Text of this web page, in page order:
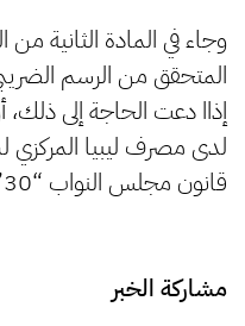
وجاء في المادة الثانية من
المتحقق من الرسم
إذاا دعت الحاجة إلى
لدى مصرف ليبيا المركزي
قانون مجلس النواب “30” لسنة 2023.
مشاركة الخبر